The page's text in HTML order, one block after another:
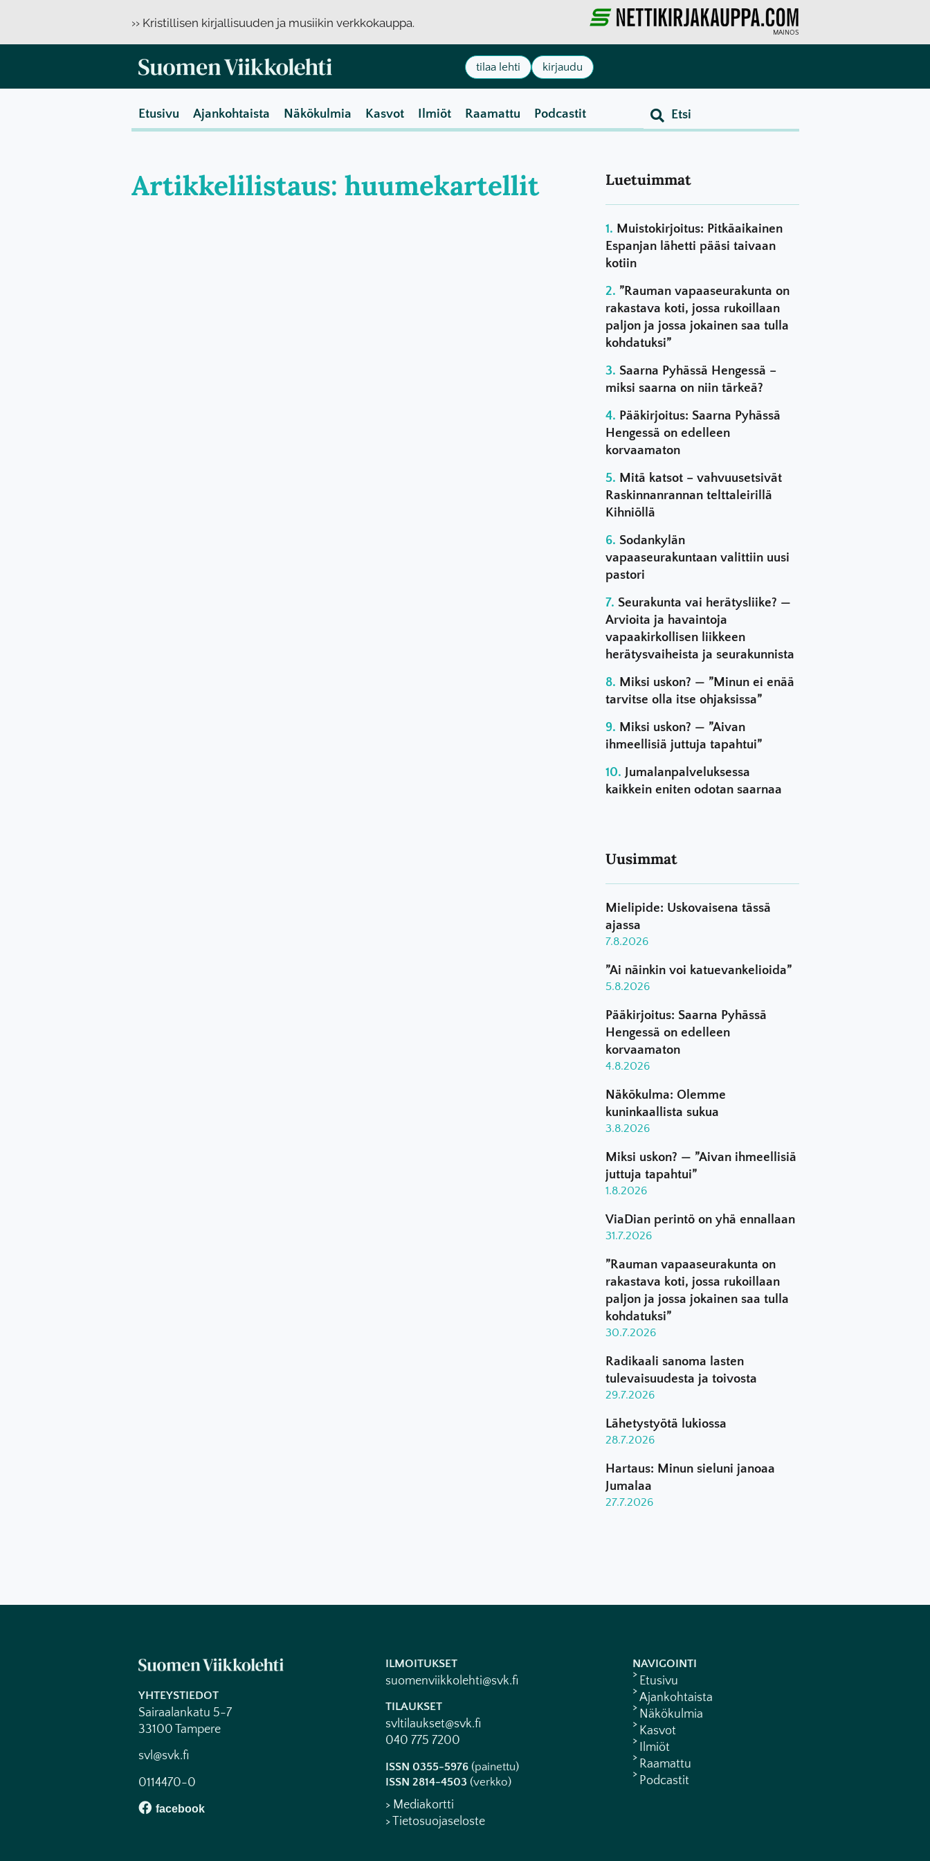
›› Kristillisen kirjallisuuden ja musiikin verkkokauppa.
MAINOS
tilaa lehti kirjaudu
Etusivu Ajankohtaista Näkökulmia Kasvot Ilmiöt Raamattu Podcastit
Artikkelilistaus: huumekartellit Luetuimmat
Muistokirjoitus: Pitkäaikainen
Espanjan lähetti pääsi taivaan
kotiin
”Rauman vapaaseurakunta on
rakastava koti, jossa rukoillaan
paljon ja jossa jokainen saa tulla
kohdatuksi”
Saarna Pyhässä Hengessä –
miksi saarna on niin tärkeä?
Pääkirjoitus: Saarna Pyhässä
Hengessä on edelleen
korvaamaton
Mitä katsot – vahvuusetsivät
Raskinnanrannan telttaleirillä
Kihniöllä
Sodankylän
vapaaseurakuntaan valittiin uusi
pastori
Seurakunta vai herätysliike? —
Arvioita ja havaintoja
vapaakirkollisen liikkeen
herätysvaiheista ja seurakunnista
Miksi uskon? — ”Minun ei enää
tarvitse olla itse ohjaksissa”
Miksi uskon? — ”Aivan
ihmeellisiä juttuja tapahtui”
Jumalanpalveluksessa
kaikkein eniten odotan saarnaa
Uusimmat
Mielipide: Uskovaisena tässä
ajassa
7.8.2026
”Ai näinkin voi katuevankelioida”
5.8.2026
Pääkirjoitus: Saarna Pyhässä
Hengessä on edelleen
korvaamaton
4.8.2026
Näkökulma: Olemme
kuninkaallista sukua
3.8.2026
Miksi uskon? — ”Aivan ihmeellisiä
juttuja tapahtui”
1.8.2026
ViaDian perintö on yhä ennallaan
31.7.2026
”Rauman vapaaseurakunta on
rakastava koti, jossa rukoillaan
paljon ja jossa jokainen saa tulla
kohdatuksi”
30.7.2026
Radikaali sanoma lasten
tulevaisuudesta ja toivosta
29.7.2026
Lähetystyötä lukiossa
28.7.2026
Hartaus: Minun sieluni janoaa
Jumalaa
27.7.2026
YHTEYSTIEDOT
Sairaalankatu 5-7
33100 Tampere
svl@svk.fi
0114470-0
ILMOITUKSET
suomenviikkolehti@svk.fi
TILAUKSET
svltilaukset@svk.fi
040 775 7200
ISSN 0355-5976(painettu)
ISSN 2814-4503 (verkko)
> Mediakortti
> Tietosuojaseloste
NAVIGOINTI
Etusivu
Ajankohtaista
Näkökulmia
Kasvot
Ilmiöt
Raamattu
Podcastit